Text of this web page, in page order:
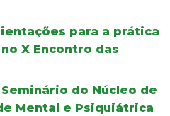
para a prática
X Encontro das
do Núcleo de
Mental e Psiquiátrica